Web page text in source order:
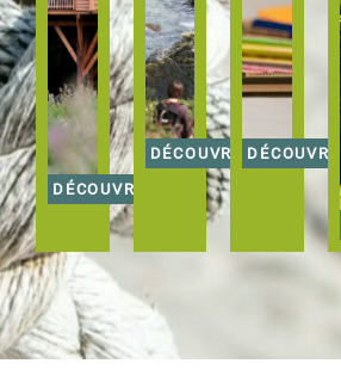
DÉCOUVRIR
DÉCOUVRIRDÉCOUVRIR